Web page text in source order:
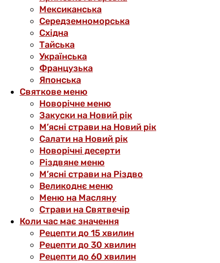
Мексиканська
Середземноморська
Східна
Тайська
Українська
Французька
Японська
Святкове меню
Новорічне меню
Закуски на Новий рік
М’ясні страви на Новий рік
Салати на Новий рік
Новорічні десерти
Різдвяне меню
М’ясні страви на Різдво
Великоднє меню
Меню на Масляну
Страви на Святвечір
Коли час має значення
Рецепти до 15 хвилин
Рецепти до 30 хвилин
Рецепти до 60 хвилин